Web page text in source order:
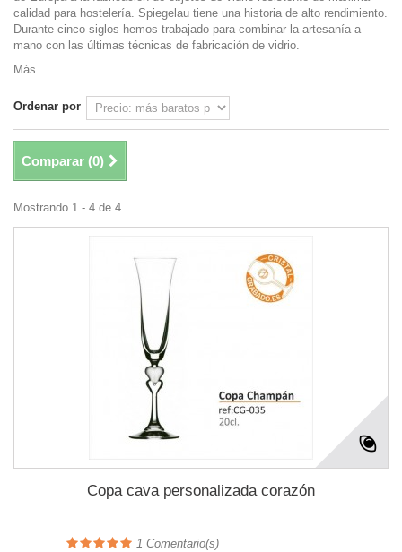
calidad para hostelería. Spiegelau tiene una historia de alto rendimiento.
Durante cinco siglos hemos trabajado para combinar la artesanía a
mano con las últimas técnicas de fabricación de vidrio.
Más
Ordenar por
Comparar (0)
Mostrando 1 - 4 de 4
Copa cava personalizada corazón
1 Comentario(s)